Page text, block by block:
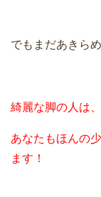
でもまだあきら
綺麗な脚の人は
あなたもほんの
ます！